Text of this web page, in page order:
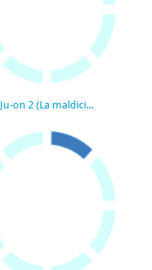
Ju-on 2 (La maldición 2)